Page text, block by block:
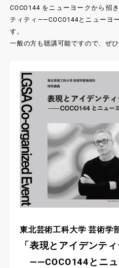
COCO144 をニューヨークから招
ティティ——COCO144とニューヨ
す。
一般の方も聴講可能ですので、ぜ
東北芸術工科大学 芸術学
「表現とアイデンテ
——COCO144とニュ